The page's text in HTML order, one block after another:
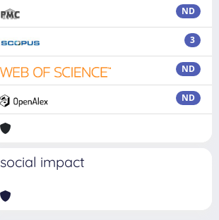
ND
3
ND
ND
social impact